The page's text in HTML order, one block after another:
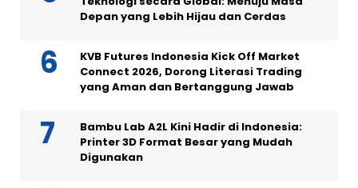
Depan yang Lebih Hijau dan Cerdas
KVB Futures Indonesia Kick Off Market
Connect 2026, Dorong Literasi Trading
yang Aman dan Bertanggung Jawab
Bambu Lab A2L Kini Hadir di Indonesia:
Printer 3D Format Besar yang Mudah
Digunakan